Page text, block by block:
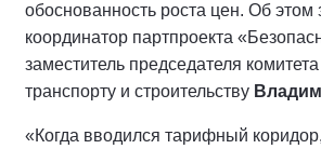
обоснованность роста цен. Об этом
координатор партпроекта
заместитель председателя
транспорту и строительству
«Когда вводился тарифный